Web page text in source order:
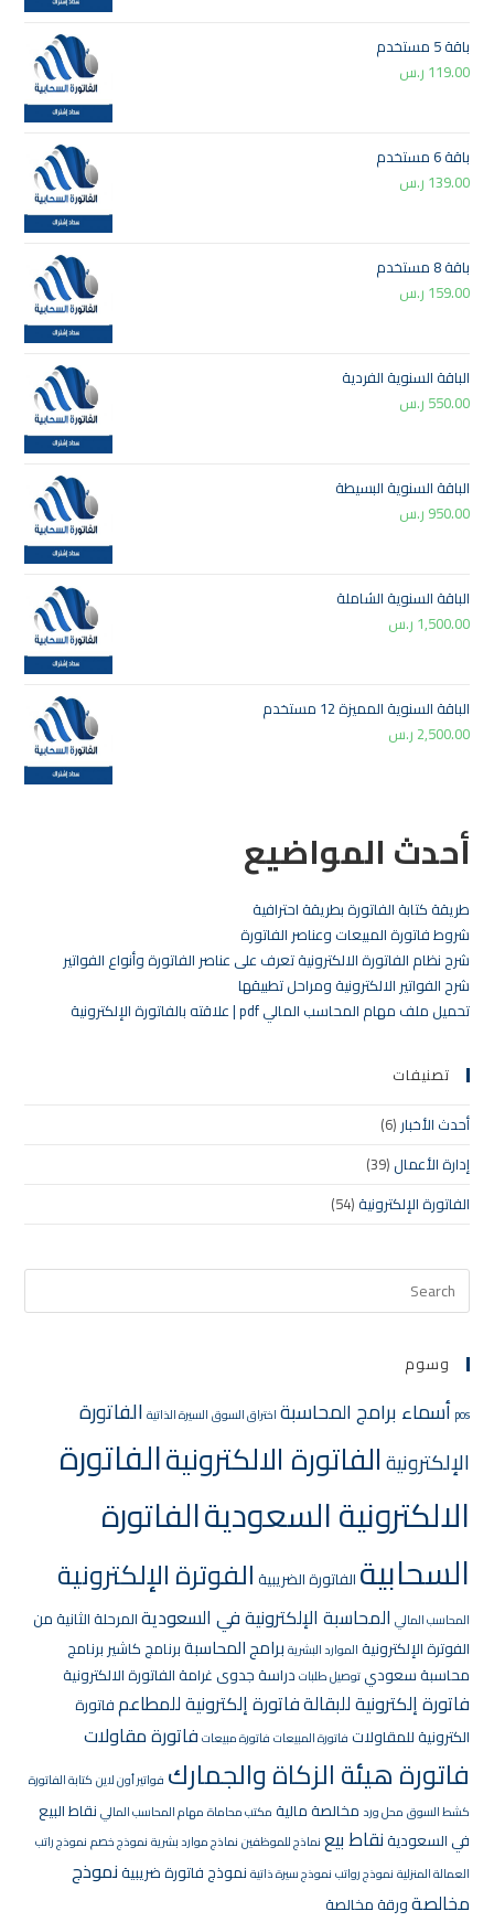
باقة 5 مستخدم
119.00 ر.س
باقة 6 مستخدم
139.00 ر.س
باقة 8 مستخدم
159.00 ر.س
الباقة السنوية الفردية
550.00 ر.س
الباقة السنوية البسيطة
950.00 ر.س
الباقة السنوية الشاملة
1,500.00 ر.س
الباقة السنوية المميزة 12 مستخدم
2,500.00 ر.س
أحدث المواضيع
طريقة كتابة الفاتورة بطريقة احترافية
شروط فاتورة المبيعات وعناصر الفاتورة
شرح نظام الفاتورة الالكترونية تعرف على عناصر الفاتورة وأنواع الفواتير
شرح الفواتير الالكترونية ومراحل تطبيقها
تحميل ملف مهام المحاسب المالي pdf | علاقته بالفاتورة الإلكترونية
تصنيفات
أحدث الأخبار (6)
إدارة الأعمال (39)
الفاتورة الإلكترونية (54)
وسوم
pos أسماء برامج المحاسبة اختراق السوق السيرة الذاتية الفاتورة
الإلكترونيةالفاتورة الالكترونيةالفاتورة
الالكترونية السعوديةالفاتورة
السحابية الفاتورة الضريبية الفوترة الإلكترونية
المحاسب المالي المحاسبة الإلكترونية في السعوديةالمرحلة الثانية من
الفوترة الإلكترونية الموارد البشرية برامج المحاسبةبرنامج كاشيربرنامج
محاسبة سعودي توصيل طلبات دراسة جدوى غرامة الفاتورة الالكترونية
فاتورة إلكترونية للبقالةفاتورة إلكترونية للمطاعمفاتورة
الكترونية للمقاولات فاتورة المبيعات فاتورة مبيعات فاتورة مقاولات
فاتورة هيئة الزكاة والجمارك فواتير أون لاين كتابة الفاتورة
كشط السوق محل ورد مخالصة مالية مكتب محاماة مهام المحاسب المالي نقاط البيع
في السعوديةنقاط بيع نماذج للموظفين نماذج موارد بشرية نموذج خصم نموذج راتب
العمالة المنزلية نموذج رواتب نموذج سيرة ذاتية نموذج فاتورة ضريبيةنموذج
مخالصةورقة مخالصة